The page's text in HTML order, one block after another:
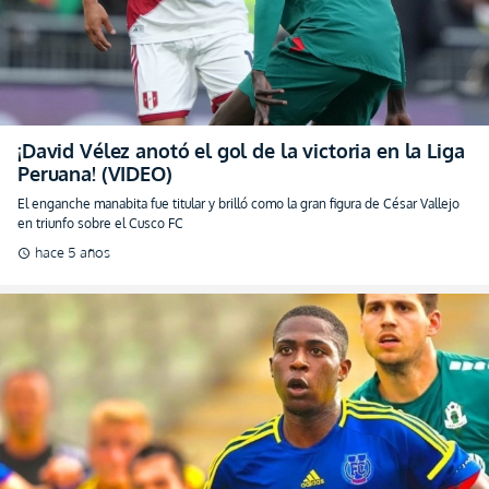
¡David Vélez anotó el gol de la victoria en la Liga
Peruana! (VIDEO)
El enganche manabita fue titular y brilló como la gran figura de César Vallejo
en triunfo sobre el Cusco FC
schedule hace 5 años